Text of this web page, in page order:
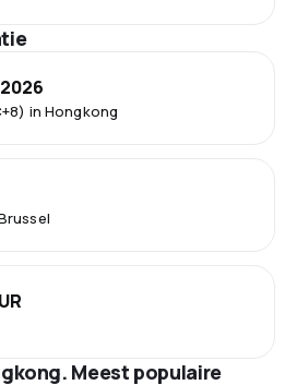
in Hongkong
Meest populaire